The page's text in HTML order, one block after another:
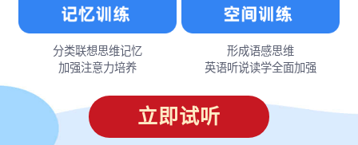
分类联想思维记忆
加强注意力培养
形成语感思维
英语听说读学全面加强
立即试听